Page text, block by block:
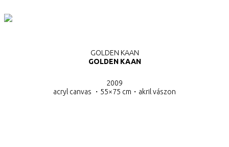
GOLDEN KAAN
GOLDEN KAAN
2009
acryl canvas ・55×75 cm・ akril vászon